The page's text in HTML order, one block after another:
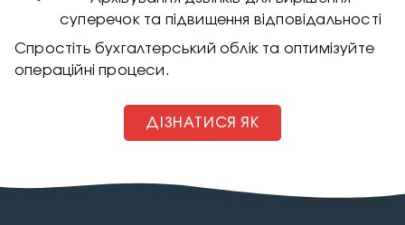
суперечок та підвищення відповідальності
Спростіть бухгалтерський облік та оптимізуйте
операційні процеси.
ДІЗНАТИСЯ ЯК